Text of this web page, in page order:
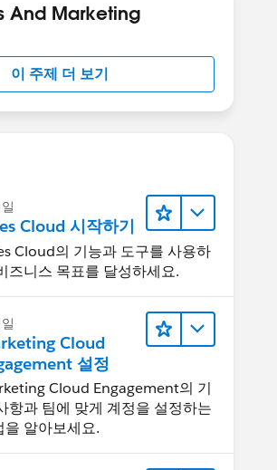
And Marketing
이 주제 더 보기
Cloud 시작하기
Cloud의 기능과 도구를 사용하
즈니스 목표를 달성하세요.
Cloud
설정
Cloud Engagement의 기
항과 팀에 맞게 계정을 설정하는
을 알아보세요.